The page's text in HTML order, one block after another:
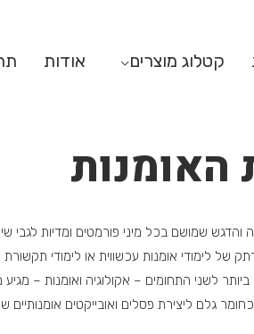
קטלוג מוצרים אודות
האומנות
שמושם בכל מיני פורמטים ומדיות לגבי
לימודי אומנות עכשווית או לימודי תקשורת
לשני התחומים – אקולוגיה ואומנות –
גלם ליצירת פסלים ואובייקטים אומנותיים